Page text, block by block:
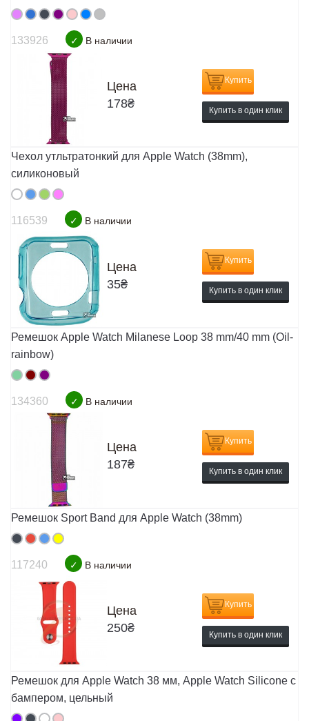
133926 ✓ В наличии
Цена
178₴
Купить
Купить в один клик
Чехол утльтратонкий для Apple Watch (38mm),
силиконовый
116539 ✓ В наличии
Цена
35₴
Купить
Купить в один клик
Ремешок Apple Watch Milanese Loop 38 mm/40 mm (Oil-
rainbow)
134360 ✓ В наличии
Цена
187₴
Купить
Купить в один клик
Ремешок Sport Band для Apple Watch (38mm)
117240 ✓ В наличии
Цена
250₴
Купить
Купить в один клик
Ремешок для Apple Watch 38 мм, Apple Watch Silicone с
бампером, цельный